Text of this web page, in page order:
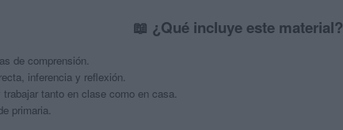
📖 ¿Qué incluye este material?
de comprensión.
inferencia y reflexión.
tanto en clase como en casa.
primaria.